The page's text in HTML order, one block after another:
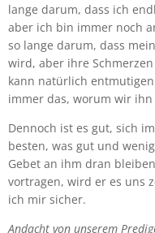
lange darum, dass ich
aber ich bin immer noch
so lange darum, dass
wird, aber ihre
kann natürlich
immer das, worum wir
Dennoch ist es gut, sich
besten, was gut und
Gebet an ihm dran
vortragen, wird er es uns
ich mir sicher.
Andacht von unserem